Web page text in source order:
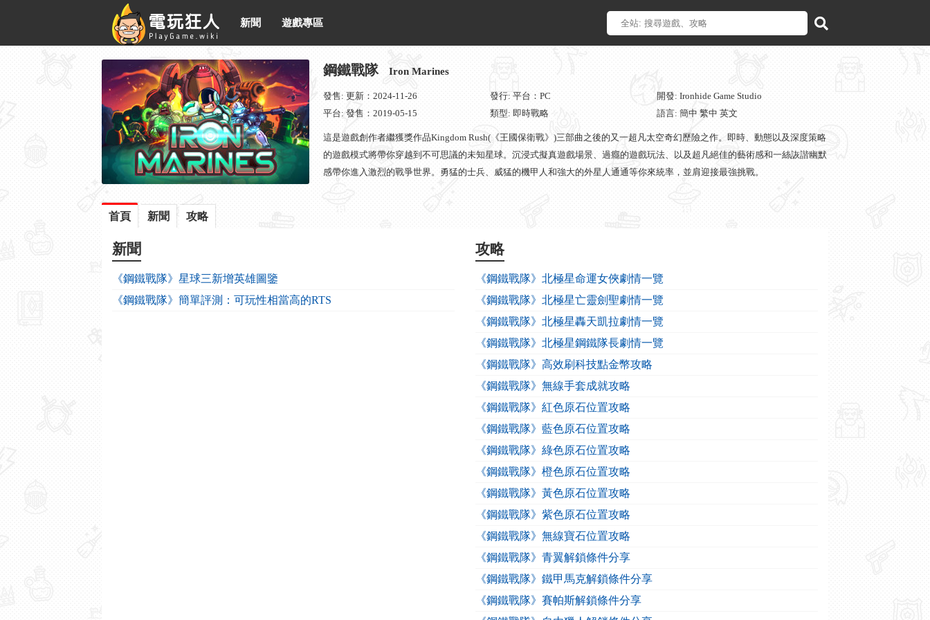
新聞 遊戲專區
鋼鐵戰隊 Iron Marines
發售: 更新：2024-11-26 發行: 平台：PC
開發: Ironhide Game Studio
平台: 發售：2019-05-15
類型: 即時戰略 語言: 簡中 繁中 英文
這是遊戲創作者繼獲獎作品Kingdom Rush(《王國保衛戰》)三部曲之後的又一超凡太空奇幻歷險之作。即時、動態以及深度策略
的遊戲模式將帶你穿越到不可思議的未知星球。沉浸式擬真遊戲場景、過癮的遊戲玩法、以及超凡絕佳的藝術感和一絲詼諧幽默
感帶你進入激烈的戰爭世界。勇猛的士兵、威猛的機甲人和強大的外星人通通等你來統率，並肩迎接最強挑戰。
首頁 新聞 攻略
新聞
《鋼鐵戰隊》星球三新增英雄圖鑒
《鋼鐵戰隊》簡單評測：可玩性相當高的RTS
攻略
《鋼鐵戰隊》北極星命運女俠劇情一覽
《鋼鐵戰隊》北極星亡靈劍聖劇情一覽
《鋼鐵戰隊》北極星轟天凱拉劇情一覽
《鋼鐵戰隊》北極星鋼鐵隊長劇情一覽
《鋼鐵戰隊》高效刷科技點金幣攻略
《鋼鐵戰隊》無線手套成就攻略
《鋼鐵戰隊》紅色原石位置攻略
《鋼鐵戰隊》藍色原石位置攻略
《鋼鐵戰隊》綠色原石位置攻略
《鋼鐵戰隊》橙色原石位置攻略
《鋼鐵戰隊》黃色原石位置攻略
《鋼鐵戰隊》紫色原石位置攻略
《鋼鐵戰隊》無線寶石位置攻略
《鋼鐵戰隊》青翼解鎖條件分享
《鋼鐵戰隊》鐵甲馬克解鎖條件分享
《鋼鐵戰隊》賽帕斯解鎖條件分享